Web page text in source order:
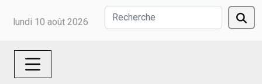
lundi 10 août 2026